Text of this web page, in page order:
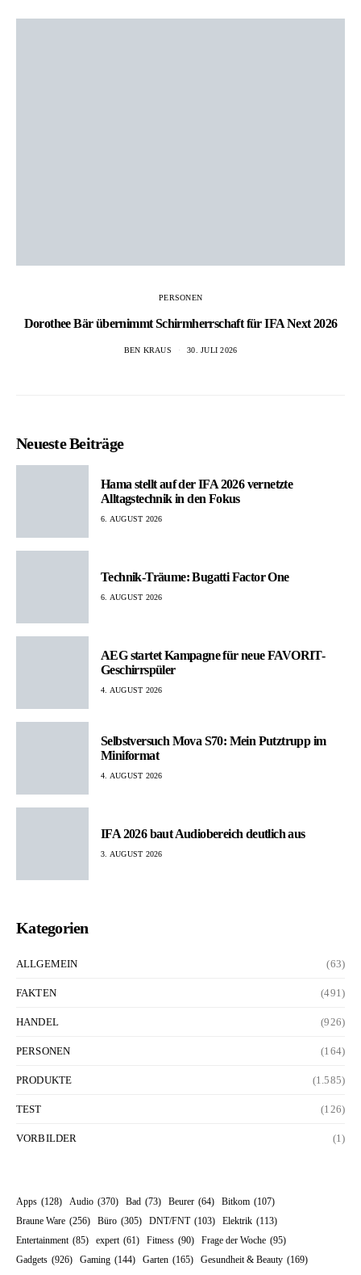
PERSONEN
Dorothee Bär übernimmt Schirmherrschaft für IFA Next 2026
BEN KRAUS 30. JULI 2026
Neueste Beiträge
Hama stellt auf der IFA 2026 vernetzte
Alltagstechnik in den Fokus
6. AUGUST 2026
Technik-Träume: Bugatti Factor One
6. AUGUST 2026
AEG startet Kampagne für neue FAVORIT-
Geschirrspüler
4. AUGUST 2026
Selbstversuch Mova S70: Mein Putztrupp im
Miniformat
4. AUGUST 2026
IFA 2026 baut Audiobereich deutlich aus
3. AUGUST 2026
Kategorien
ALLGEMEIN (63)
FAKTEN (491)
HANDEL (926)
PERSONEN (164)
PRODUKTE (1.585)
TEST (126)
VORBILDER (1)
Apps (128) Audio (370) Bad (73) Beurer (64) Bitkom (107)
Braune Ware (256) Büro (305) DNT/FNT (103) Elektrik (113)
Entertainment (85) expert (61) Fitness (90) Frage der Woche (95)
Gadgets (926) Gaming (144) Garten (165) Gesundheit & Beauty (169)